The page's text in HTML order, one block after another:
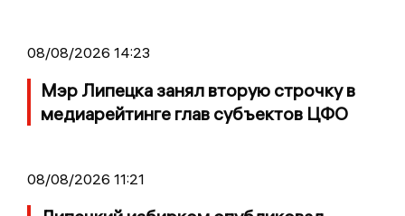
08/08/2026 14:23
Мэр Липецка занял вторую строчку в
медиарейтинге глав субъектов ЦФО
08/08/2026 11:21